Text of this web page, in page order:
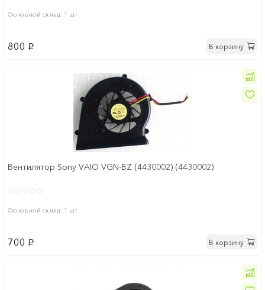
Основной склад: 1 шт
800 p В корзину
Вентилятор Sony VAIO VGN-BZ (4430002) (4430002)
Основной склад: 1 шт
700 p В корзину